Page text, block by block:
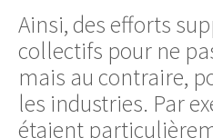
Ainsi, des efforts
collectifs pour ne
mais au contraire,
les industries. Par
étaient